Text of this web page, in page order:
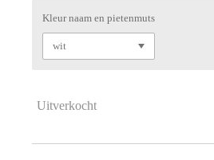
Kleur naam en pietenmuts
Uitverkocht